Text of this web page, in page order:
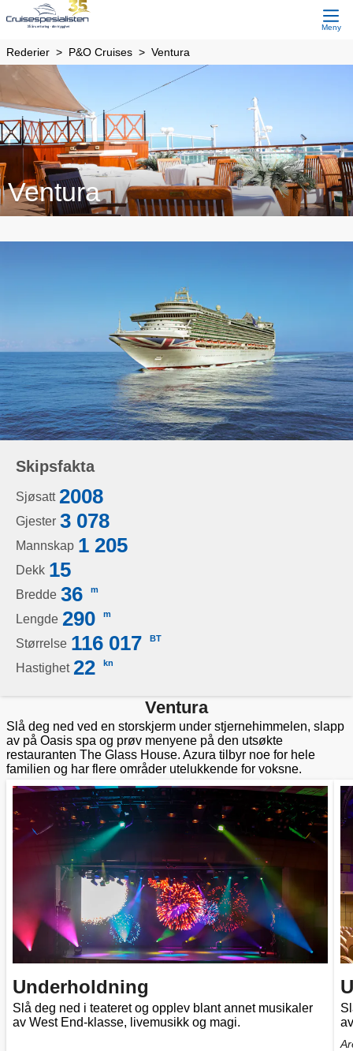
Meny
Rederier P&O Cruises Ventura
Ventura
Skipsfakta
Sjøsatt 2008
Gjester 3 078
Mannskap 1 205
Dekk 15
Bredde 36 m
Lengde 290 m
Størrelse 116 017 BT
Hastighet 22 kn
Ventura
Slå deg ned ved en storskjerm under stjernehimmelen, slapp
av på Oasis spa og prøv menyene på den utsøkte
restauranten The Glass House. Azura tilbyr noe for hele
familien og har flere områder utelukkende for voksne.
Underholdning
Slå deg ned i teateret og opplev blant annet musikaler
av West End-klasse, livemusikk og magi.